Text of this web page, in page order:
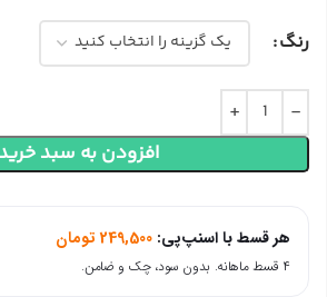
رنگ
افزودن به سبد خرید
هر قسط با اسنپ‌پی: 249,500 تومان
۴ قسط ماهانه. بدون سود، چک و ضامن.